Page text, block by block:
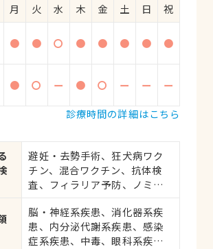
月 火 水 木 金 土 日
祝
● ● 〇 ● ● ● ● ●
● 〇 ー ● 〇 ー ー
ー
診療時間の詳細はこちら
避妊・去勢手術、狂犬病ワク
チン、混合ワクチン、抗体検
査、フィラリア予防、ノミ・
応、健康診断、各種検査、外
科手術
脳・神経系疾患、消化器系疾
患、内分泌代謝系疾患、感染
症系疾患、中毒、眼科系疾